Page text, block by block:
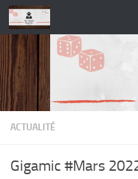
Skip to content
ACTUALITÉ
Gigamic #Mars